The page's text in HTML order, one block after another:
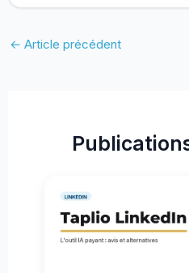
← Article précédent